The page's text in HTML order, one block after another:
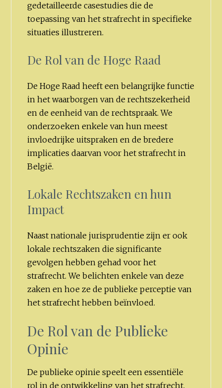
gedetailleerde casestudies die de
toepassing van het strafrecht in specifieke
situaties illustreren.
De Rol van de Hoge Raad
De Hoge Raad heeft een belangrijke functie
in het waarborgen van de rechtszekerheid
en de eenheid van de rechtspraak. We
onderzoeken enkele van hun meest
invloedrijke uitspraken en de bredere
implicaties daarvan voor het strafrecht in
België.
Lokale Rechtszaken en hun
Impact
Naast nationale jurisprudentie zijn er ook
lokale rechtszaken die significante
gevolgen hebben gehad voor het
strafrecht. We belichten enkele van deze
zaken en hoe ze de publieke perceptie van
het strafrecht hebben beïnvloed.
De Rol van de Publieke
Opinie
De publieke opinie speelt een essentiële
rol in de ontwikkeling van het strafrecht.